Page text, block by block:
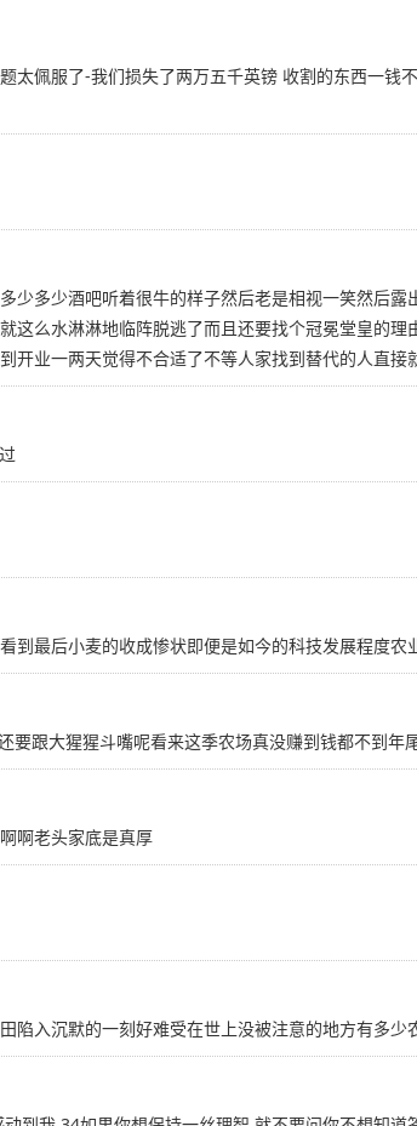
太佩服了-我们损失了两万五千英镑 收割的东西一
少多少酒吧听着很牛的样子然后老是相视一笑然后
这么水淋淋地临阵脱逃了而且还要找个冠冕堂皇的
开业一两天觉得不合适了不等人家找到替代的人直
到最后小麦的收成惨状即便是如今的科技发展程度农
跟大猩猩斗嘴呢看来这季农场真没赚到钱都不到年
啊老头家底是真厚
陷入沉默的一刻好难受在世上没被注意的地方有多少